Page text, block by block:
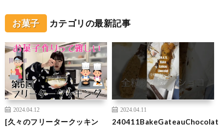
お菓子 カテゴリの最新記事
2024.04.12
[久々のフリータークッキン
2024.04.11
240411BakeGateauChocolat